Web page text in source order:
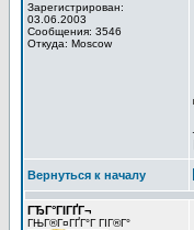
Зарегистрирован:
03.06.2003
Сообщения: 3546
Откуда: Moscow
Вернуться к началу
ГЂГ°ГІГҐГ¬
ГЊГ®Г¤ГҐГ°Г ГІГ®Г°